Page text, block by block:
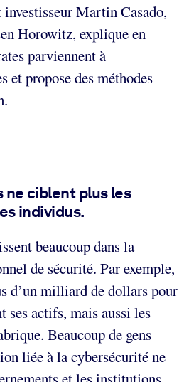
Martin Casado,
Horowitz, explique en
parviennent à
et propose des méthodes
ne ciblent plus les
individus.
beaucoup dans la
de sécurité. Par exemple,
d’un milliard de dollars pour
ses actifs, mais aussi les
Beaucoup de gens
liée à la cybersécurité ne